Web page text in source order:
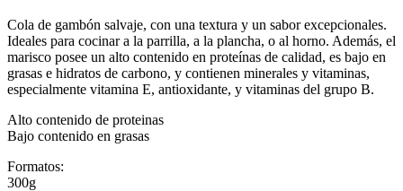
Cola de gambón salvaje, con una textura y un sabor excepcionales.
Ideales para cocinar a la parrilla, a la plancha, o al horno. Además, el
marisco posee un alto contenido en proteínas de calidad, es bajo en
grasas e hidratos de carbono, y contienen minerales y vitaminas,
especialmente vitamina E, antioxidante, y vitaminas del grupo B.
Alto contenido de proteinas
Bajo contenido en grasas
Formatos:
300g